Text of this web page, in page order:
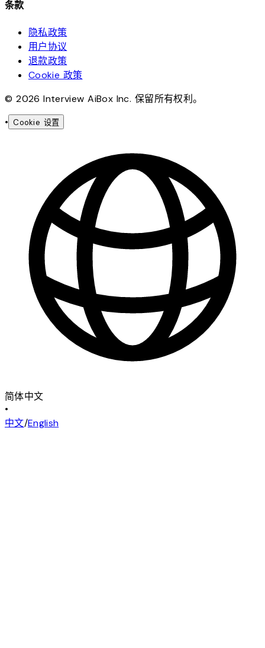
条款
隐私政策
用户协议
退款政策
Cookie 政策
© 2026 Interview AiBox Inc. 保留所有权利。
• Cookie 设置
简体中文
•
中文/English